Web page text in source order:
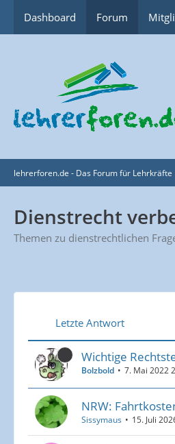
Dashboard Forum
lehrerforen.de - Das Forum für Lehrkräfte
Dienstrecht
Themen zu dienstrechtlichen
Letzte Antwort
Wichtige
Bolzbold 7. Mai 2022
NRW:
Sissymaus 15. Juli